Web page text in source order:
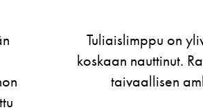
Tervehdys! Ihan on
leipomon
Itse olen 1960-